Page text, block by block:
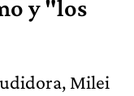
y "los
Milei